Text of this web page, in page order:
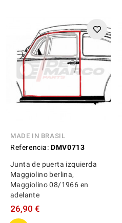
MADE IN BRASIL
Referencia: DMV0713
Junta de puerta izquierda
Maggiolino berlina,
Maggiolino 08/1966 en
adelante
26,90 €